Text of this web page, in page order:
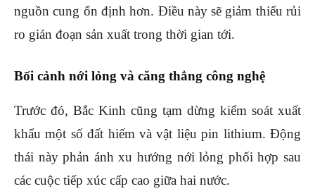
nguồn cung ổn định hơn. Điều này sẽ giảm thiểu rủi
ro gián đoạn sản xuất trong thời gian tới.
Bối cảnh nới lỏng và căng thẳng công nghệ
Trước đó, Bắc Kinh cũng tạm dừng kiểm soát xuất
khẩu một số đất hiếm và vật liệu pin lithium. Động
thái này phản ánh xu hướng nới lỏng phối hợp sau
các cuộc tiếp xúc cấp cao giữa hai nước.